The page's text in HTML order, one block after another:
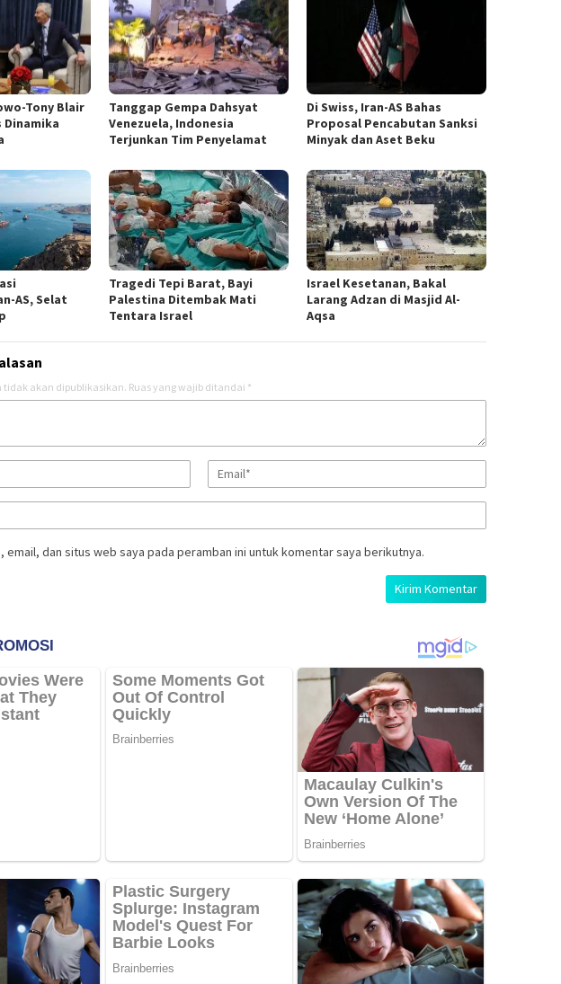
Tony Blair
Dinamika
Tanggap Gempa Dahsyat
Venezuela, Indonesia
Terjunkan Tim Penyelamat
Di Swiss, Iran-AS Bahas
Proposal Pencabutan Sanksi
Minyak dan Aset Beku
AS, Selat
Tragedi Tepi Barat, Bayi
Palestina Ditembak Mati
Tentara Israel
Israel Kesetanan, Bakal
Larang Adzan di Masjid Al-
Aqsa
akan dipublikasikan. Ruas yang wajib ditandai *
email, dan situs web saya pada peramban ini untuk komentar saya berikutnya.